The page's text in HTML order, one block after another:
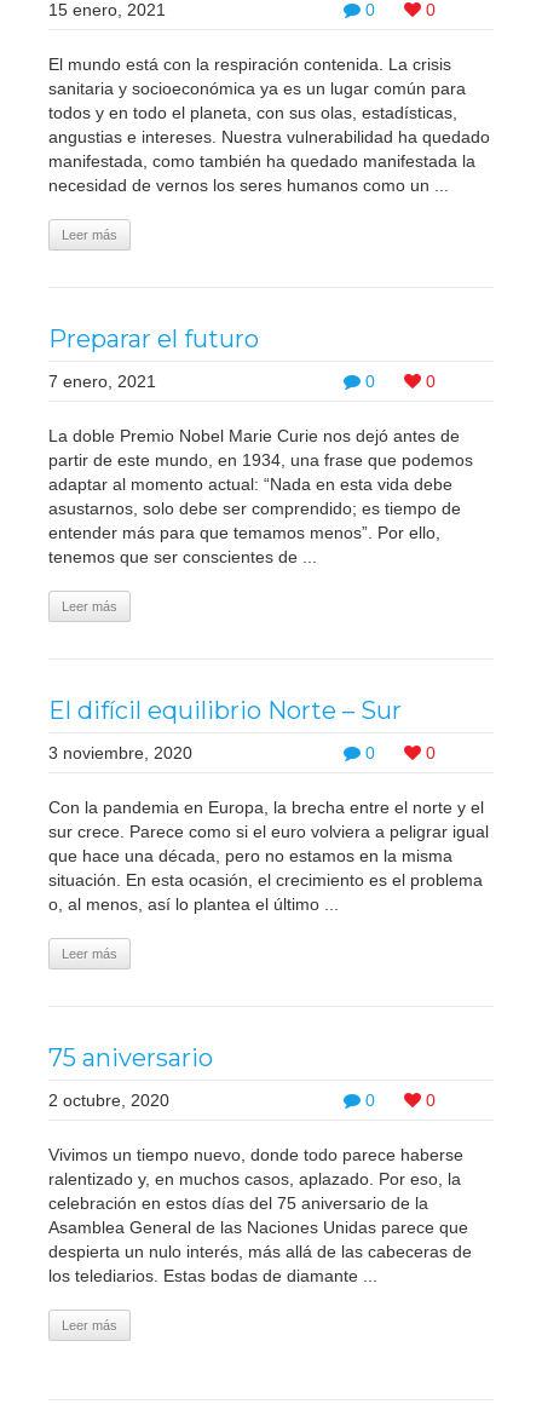
0 0
15 enero, 2021
El mundo está con la respiración contenida. La crisis
sanitaria y socioeconómica ya es un lugar común para
todos y en todo el planeta, con sus olas, estadísticas,
angustias e intereses. Nuestra vulnerabilidad ha quedado
manifestada, como también ha quedado manifestada la
necesidad de vernos los seres humanos como un ...
Leer más
Preparar el futuro
0 0
7 enero, 2021
La doble Premio Nobel Marie Curie nos dejó antes de
partir de este mundo, en 1934, una frase que podemos
adaptar al momento actual: “Nada en esta vida debe
asustarnos, solo debe ser comprendido; es tiempo de
entender más para que temamos menos”. Por ello,
tenemos que ser conscientes de ...
Leer más
El difícil equilibrio Norte – Sur
0 0
3 noviembre, 2020
Con la pandemia en Europa, la brecha entre el norte y el
sur crece. Parece como si el euro volviera a peligrar igual
que hace una década, pero no estamos en la misma
situación. En esta ocasión, el crecimiento es el problema
o, al menos, así lo plantea el último ...
Leer más
75 aniversario
0 0
2 octubre, 2020
Vivimos un tiempo nuevo, donde todo parece haberse
ralentizado y, en muchos casos, aplazado. Por eso, la
celebración en estos días del 75 aniversario de la
Asamblea General de las Naciones Unidas parece que
despierta un nulo interés, más allá de las cabeceras de
los telediarios. Estas bodas de diamante ...
Leer más